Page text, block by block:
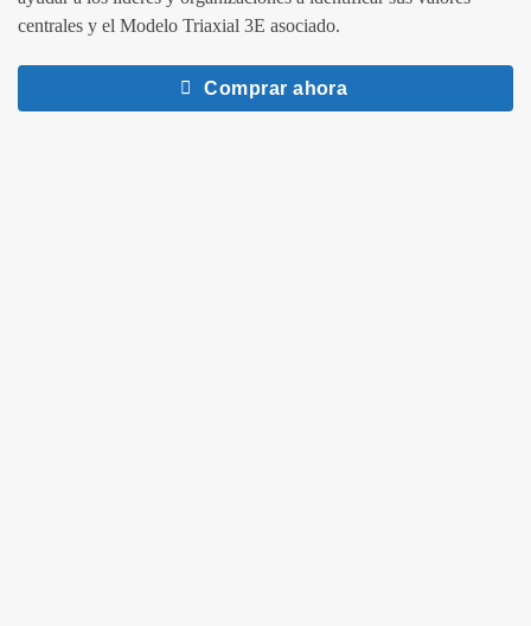
centrales y el Modelo Triaxial 3E asociado.
Comprar ahora